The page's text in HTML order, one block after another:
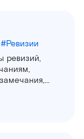
#Ревизии
ревизий,
и др.